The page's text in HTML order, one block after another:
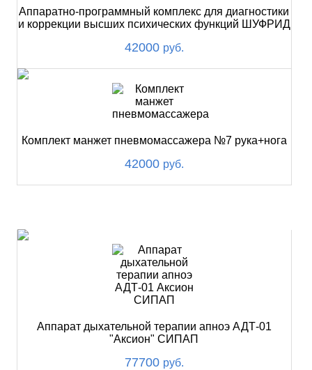
Аппаратно-программный комплекс для диагностики
и коррекции высших психических функций ШУФРИД
42000 руб.
Комплект манжет пневмомассажера №7 рука+нога
42000 руб.
Аппарат дыхательной терапии апноэ АДТ-01
"Аксион" СИПАП
77700 руб.